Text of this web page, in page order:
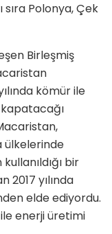
sıra Polonya, Çek
Birleşmiş
kömür ile
ülkelerinde
bir
2017 yılında
elde ediyordu.
enerji üretimi